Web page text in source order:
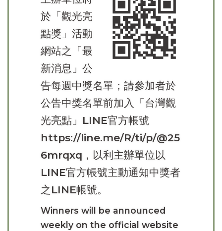
於「觀光亮
點獎」活動
網站之「最
新消息」公
告每週中獎名單；請參加者於
公告中獎名單前加入「台灣觀
光亮點」LINE官方帳號
https://line.me/R/ti/p/@25
6mrqxq ，以利主辦單位以
LINE官方帳號主動通知中獎者
之LINE帳號。
Winners will be announced
weekly on the official website